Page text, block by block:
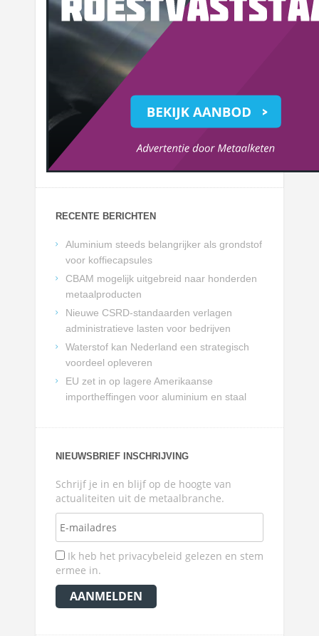
RECENTE BERICHTEN
Aluminium steeds belangrijker als grondstof
voor koffiecapsules
CBAM mogelijk uitgebreid naar honderden
metaalproducten
Nieuwe CSRD-standaarden verlagen
administratieve lasten voor bedrijven
Waterstof kan Nederland een strategisch
voordeel opleveren
EU zet in op lagere Amerikaanse
importheffingen voor aluminium en staal
NIEUWSBRIEF INSCHRIJVING
Schrijf je in en blijf op de hoogte van
actualiteiten uit de metaalbranche.
Ik heb het privacybeleid gelezen en stem
ermee in.